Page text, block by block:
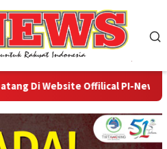
Website Offilical PI-News